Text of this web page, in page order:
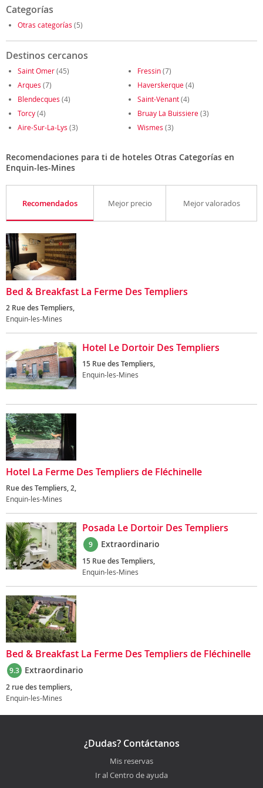
Categorías
Otras categorías (5)
Destinos cercanos
Saint Omer(45) Fressin(7)
Arques (7) Haverskerque(4)
Blendecques (4) Saint-Venant(4)
Torcy(4) Bruay La Buissiere(3)
Aire-Sur-La-Lys (3) Wismes (3)
Recomendaciones para ti de hoteles Otras Categorías en
Enquin-les-Mines
Recomendados Mejor precio Mejor valorados
Bed & Breakfast La Ferme Des Templiers
2 Rue des Templiers,
Enquin-les-Mines
Hotel Le Dortoir Des Templiers
15 Rue des Templiers,
Enquin-les-Mines
Hotel La Ferme Des Templiers de Fléchinelle
Rue des Templiers, 2,
Enquin-les-Mines
Posada Le Dortoir Des Templiers
9 Extraordinario
15 Rue des Templiers,
Enquin-les-Mines
Bed & Breakfast La Ferme Des Templiers de Fléchinelle
9.3 Extraordinario
2 rue des templiers,
Enquin-les-Mines
¿Dudas? Contáctanos
Mis reservas
Ir al Centro de ayuda